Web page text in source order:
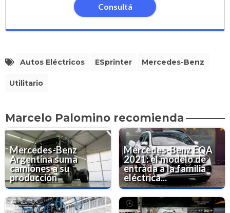
Consultá
Autos Eléctricos ESprinter Mercedes-Benz
Utilitario
Marcelo Palomino recomienda
Mercedes-Benz
Argentina suma
camiones a su
producción
Mercedes-Benz EQA
2021: el modelo de
entrada a la familia
eléctrica...